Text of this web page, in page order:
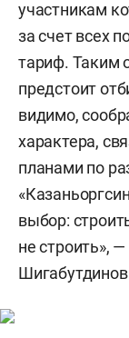
участникам
за счет всех
тариф. Таким
предстоит
видимо,
характера,
планами по
выбор:
не строить»,